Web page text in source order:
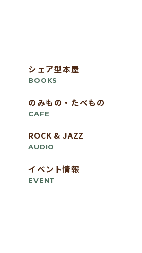
シェア型本屋
BOOKS
のみもの・たべもの
CAFE
ROCK & JAZZ
AUDIO
イベント情報
EVENT